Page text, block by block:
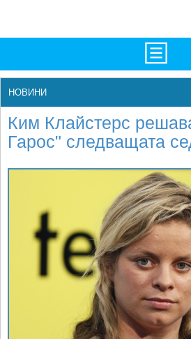
НОВИНИ
БГ
ТУРНИРИ
SOFIA OPEN
КЛУБОВЕ
Фотогалерии
Рекорди/Статистика
Истории
Спорт&Фитнес
НОВИНИ
Ким Клайстерс
Гарос" следващата